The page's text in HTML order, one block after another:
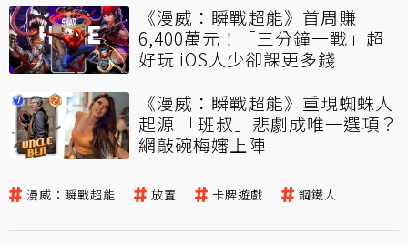
《漫威：瞬戰超能》首周賺
6,400萬元！「三分鐘一戰」超
好玩 iOS人少卻課更多錢
《漫威：瞬戰超能》重現蜘蛛人
起源 「班叔」悲劇成唯一選項？
網敲碗梅嬸上陣
漫威：瞬戰超能 放置 卡牌遊戲 鋼鐵人